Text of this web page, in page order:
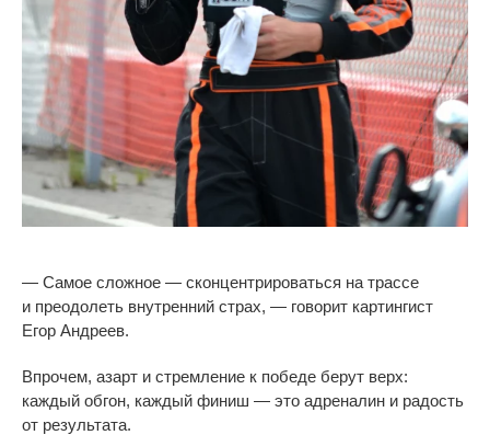
— Самое сложное — сконцентрироваться на трассе
и преодолеть внутренний страх, — говорит картингист
Егор Андреев.
Впрочем, азарт и стремление к победе берут верх:
каждый обгон, каждый финиш — это адреналин и радость
от результата.